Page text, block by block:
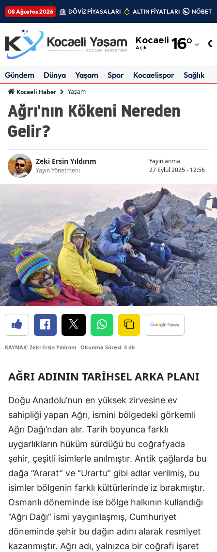
08 Ağustos 2026 DÖVİZ PİYASALARI ALTIN FİYATLARI
Kocaeli
Açık 16°
Adıyaman
Amasya
Antalya
Artvin
Aydın
Balıkesir
Bilecik
Bingöl
Bitlis
Bolu
Burdur
Bursa
Diyarbakır
Edirne
Erzincan
Erzurum
Eskişehir
Gaziantep
Gündem Dünya Yaşam Spor Kocaelispor Sağlık
Kocaeli Haber Yaşam
Ağrı'nın Kökeni Nereden
Gelir?
Zeki Ersin Yıldırım
Yayın Yönetmeni
Yayınlanma
27 Eylül 2025 - 12:56
KAYNAK: Zeki Ersin Yıldırım Okunma Süresi: 4 dk
AĞRI ADININ TARIHSEL ARKA PLANI
Doğu Anadolu’nun en yüksek zirvesine ev
sahipliği yapan Ağrı, ismini bölgedeki görkemli
Ağrı Dağı’ndan alır. Tarih boyunca farklı
uygarlıkların hüküm sürdüğü bu coğrafyada
şehir, çeşitli isimlerle anılmıştır. Antik çağlarda bu
dağa “Ararat” ve “Urartu” gibi adlar verilmiş, bu
isimler bölgenin farklı kültürlerinde iz bırakmıştır.
Osmanlı döneminde ise bölge halkının kullandığı
“Ağrı Dağı” ismi yaygınlaşmış, Cumhuriyet
döneminde şehir bu dağın adını alarak resmiyet
kazanmıştır. Ağrı adı, yalnızca bir coğrafi işaret